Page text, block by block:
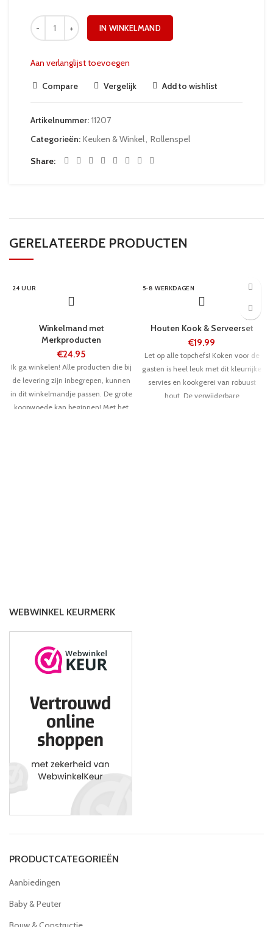
IN WINKELMAND
Aan verlanglijst toevoegen
Compare Vergelijk Add to wishlist
Artikelnummer: 11207
Categorieën: Keuken & Winkel Rollenspel
Share
GERELATEERDE PRODUCTEN
24 UUR
Winkelmand met
Merkproducten
€24.95
Ik ga winkelen! Alle producten die bij
de levering zijn inbegrepen, kunnen
in dit winkelmandje passen. De grote
koopwoede kan beginnen! Met het
5-8 WERKDAGEN
Houten Kook & Serveerset
€19.99
Let op alle topchefs! Koken voor de
gasten is heel leuk met dit kleurrijke
servies en kookgerei van robuust
hout. De verwijderbare
WEBWINKEL KEURMERK
PRODUCTCATEGORIEËN
Aanbiedingen
Baby & Peuter